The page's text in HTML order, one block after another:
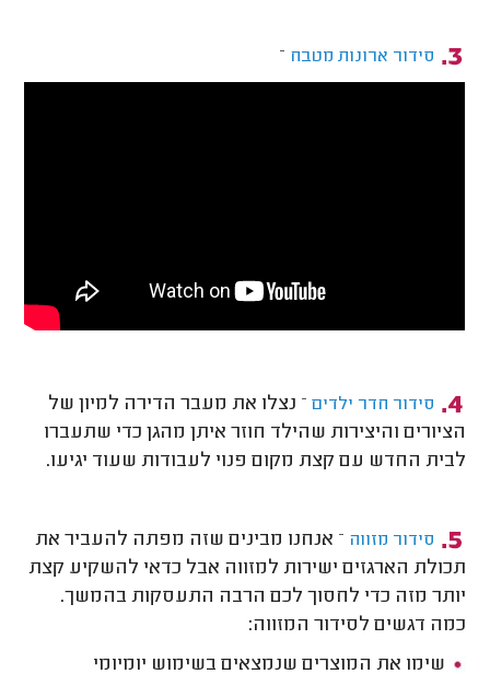
סידור ארונות מטבח –
סידור חדר ילדים – נצלו את מעבר הדירה למיון של
הציורים והיצירות שהילד חוזר איתן מהגן כדי שתעברו
לבית החדש עם קצת מקום פנוי לעבודות שעוד יגיעו.
סידור מזווה – אנחנו מבינים שזה מפתה להעביר את
תכולת הארגזים ישירות למזווה אבל כדאי להשקיע קצת
יותר מזה כדי לחסוך לכם הרבה התעסקות בהמשך.
כמה דגשים לסידור המזווה:
שימו את המוצרים שנמצאים בשימוש יומיומי